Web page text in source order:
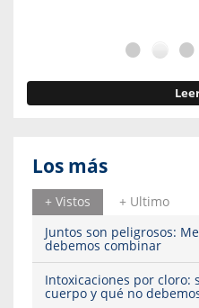
Los más
+ Vistos
+ Ultimo
Juntos son peligrosos:
debemos combinar
Intoxicaciones por cloro:
cuerpo y qué no